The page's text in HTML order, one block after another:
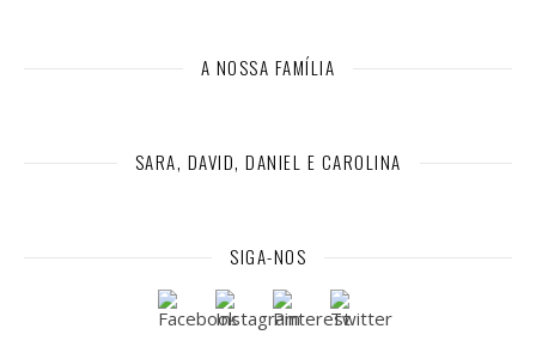
A NOSSA FAMÍLIA
SARA, DAVID, DANIEL E CAROLINA
SIGA-NOS